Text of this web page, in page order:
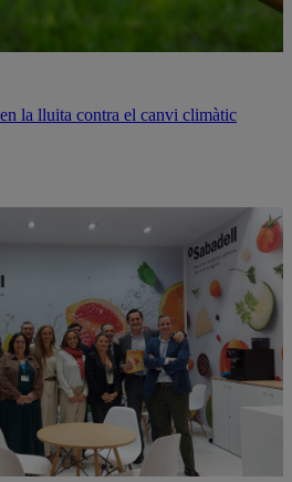
la lluita contra el canvi climàtic